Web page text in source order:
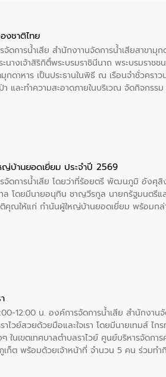
ชาติไทย
การน้ำเสีย สำนักงาานจัดการน้ำเสียสาขา
นางเจ้าสิริกิติ์พระบรมราชินีนาถ พระบรมรา
ดาหาร เป็นประธานในพิธี ณ เรือนจําชั่วครา
และทําความสะอาดภายในบริเวณ จัดกิจกรร
ปีหลวง พร้อมถวายสัจปฏิญาณ ทำความดีด้วย
บ้านยอดเยี่ยม ประจำปี 2569
ดการน้ำเสีย โดยว่าที่ร้อยตรี พัฒนภูมิ อังศุ
โดยมีนายอนุทิน ชาญวีรกูล นายกรัฐมนตรีแล
คุณให้แก่ กำนันผู้ใหญ่บ้านยอดเยี่ยม พร้อมกล่
12:00 น. องค์การจัดการน้ำเสีย สำนักงาน
าไวย์สวยด้วยมือและใจเรา โดยมีนายเทมส์ ไ
ในเขตเทศบาลตำบลราไวย์ ศูนย์บริหารจัดก
เก็ต พร้อมด้วยเจ้าหน้าที่ จำนวน 5 คน ร่วม
ไวย์ อำเภอเมือง จังหวัดภูเก็ต